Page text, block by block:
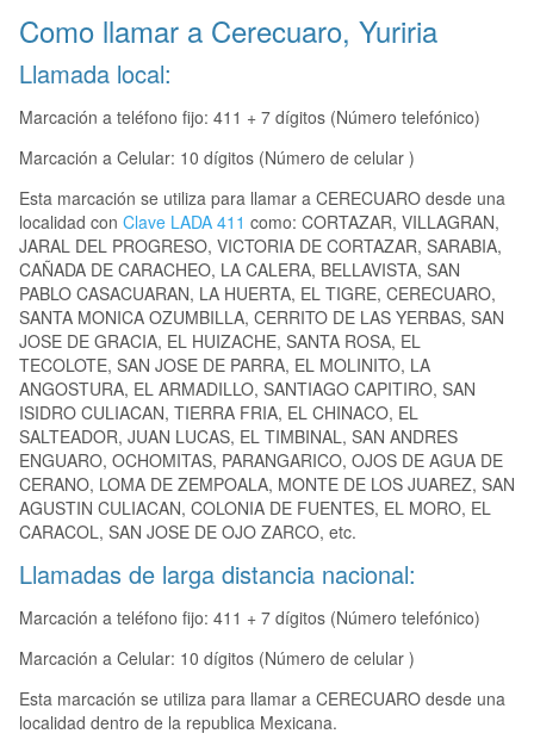
Como llamar a Cerecuaro, Yuriria
Llamada local:
Marcación a teléfono fijo: 411 + 7 dígitos (Número telefónico)
Marcación a Celular: 10 dígitos (Número de celular )
Esta marcación se utiliza para llamar a CERECUARO desde una
localidad con Clave LADA 411 como: CORTAZAR, VILLAGRAN,
JARAL DEL PROGRESO, VICTORIA DE CORTAZAR, SARABIA,
CAÑADA DE CARACHEO, LA CALERA, BELLAVISTA, SAN
PABLO CASACUARAN, LA HUERTA, EL TIGRE, CERECUARO,
SANTA MONICA OZUMBILLA, CERRITO DE LAS YERBAS, SAN
JOSE DE GRACIA, EL HUIZACHE, SANTA ROSA, EL
TECOLOTE, SAN JOSE DE PARRA, EL MOLINITO, LA
ANGOSTURA, EL ARMADILLO, SANTIAGO CAPITIRO, SAN
ISIDRO CULIACAN, TIERRA FRIA, EL CHINACO, EL
SALTEADOR, JUAN LUCAS, EL TIMBINAL, SAN ANDRES
ENGUARO, OCHOMITAS, PARANGARICO, OJOS DE AGUA DE
CERANO, LOMA DE ZEMPOALA, MONTE DE LOS JUAREZ, SAN
AGUSTIN CULIACAN, COLONIA DE FUENTES, EL MORO, EL
CARACOL, SAN JOSE DE OJO ZARCO, etc.
Llamadas de larga distancia nacional:
Marcación a teléfono fijo: 411 + 7 dígitos (Número telefónico)
Marcación a Celular: 10 dígitos (Número de celular )
Esta marcación se utiliza para llamar a CERECUARO desde una
localidad dentro de la republica Mexicana.